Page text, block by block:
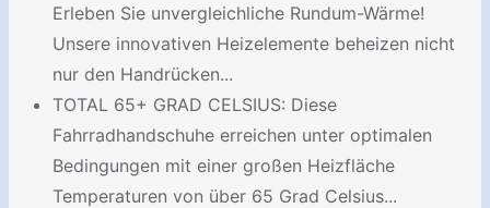
Erleben Sie unvergleichliche Rundum-Wärme!
Unsere innovativen Heizelemente beheizen nicht
nur den Handrücken...
TOTAL 65+ GRAD CELSIUS: Diese
Fahrradhandschuhe erreichen unter optimalen
Bedingungen mit einer großen Heizfläche
Temperaturen von über 65 Grad Celsius...